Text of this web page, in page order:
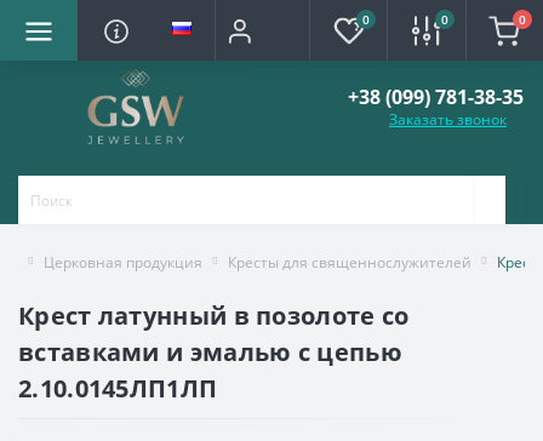
0 0 0
+38 (099) 781-38-35
Заказать звонок
Церковная продукция Кресты для священнослужителей
Крест латунный в позолоте со
вставками и эмалью с цепью
2.10.0145ЛП1ЛП